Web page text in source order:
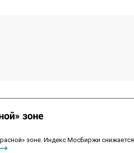
зоне
зоне. Индекс МосБиржи снижается